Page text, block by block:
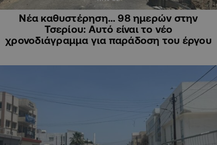
Νέα καθυστέρηση… 98 ημερών στην
Τσερίου: Αυτό είναι το νέο
χρονοδιάγραμμα για παράδοση του έργου